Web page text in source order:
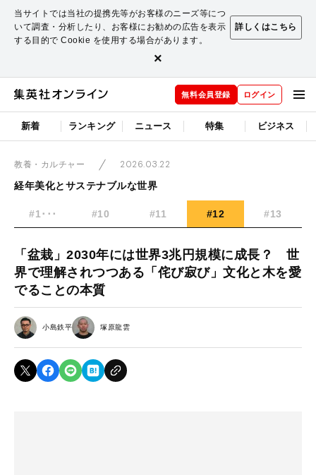
当サイトでは当社の提携先等がお客様のニーズ等につ
いて調査・分析したり、お客様にお勧めの広告を表示
する目的で Cookie を使用する場合があります。
詳しくはこちら
×
無料会員登録 ログイン
新着 ランキング ニュース 特集 ビジネス
教養・カルチャー
2026.03.22
経年美化とサステナブルな世界
#1･･･ #10 #11 #12 #13
「盆栽」2030年には世界3兆円規模に成長？ 世
界で理解されつつある「侘び寂び」文化と木を愛
でることの本質
小島鉄平 塚原龍雲